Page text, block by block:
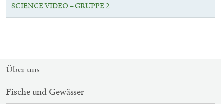
SCIENCE VIDEO – GRUPPE 2
SITEMAP-
NAVIGATION
Über uns
Fische und Gewässer